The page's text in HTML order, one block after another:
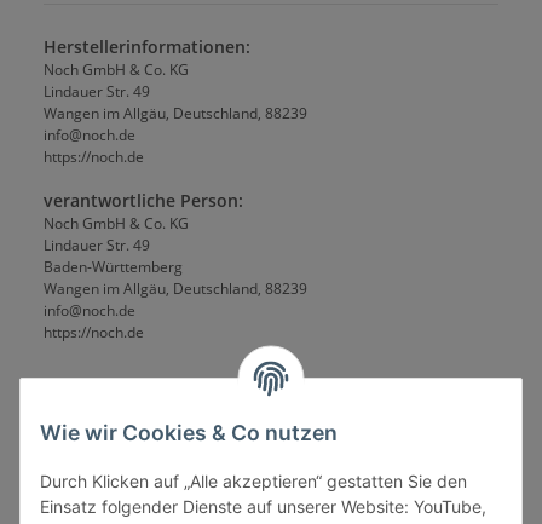
Herstellerinformationen:
Noch GmbH & Co. KG
Lindauer Str. 49
Wangen im Allgäu, Deutschland, 88239
info@noch.de
https://noch.de
verantwortliche Person:
Noch GmbH & Co. KG
Lindauer Str. 49
Baden-Württemberg
Wangen im Allgäu, Deutschland, 88239
info@noch.de
https://noch.de
Wie wir Cookies & Co nutzen
Durch Klicken auf „Alle akzeptieren“ gestatten Sie den
Einsatz folgender Dienste auf unserer Website: YouTube,